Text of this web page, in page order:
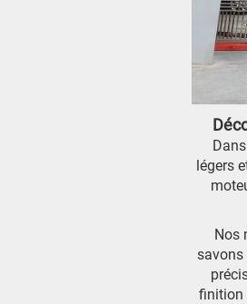
légers
Nos
savons
finition